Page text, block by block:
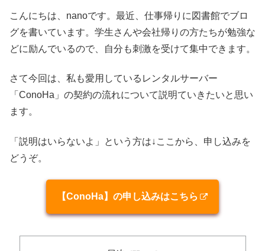
こんにちは、nanoです。最近、仕事帰りに図書館でブロ
グを書いています。学生さんや会社帰りの方たちが勉強な
どに励んでいるので、自分も刺激を受けて集中できます。
さて今回は、私も愛用しているレンタルサーバー
「ConoHa」の契約の流れについて説明ていきたいと思い
ます。
「説明はいらないよ」という方は↓ここから、申し込みを
どうぞ。
【ConoHa】の申し込みはこちら